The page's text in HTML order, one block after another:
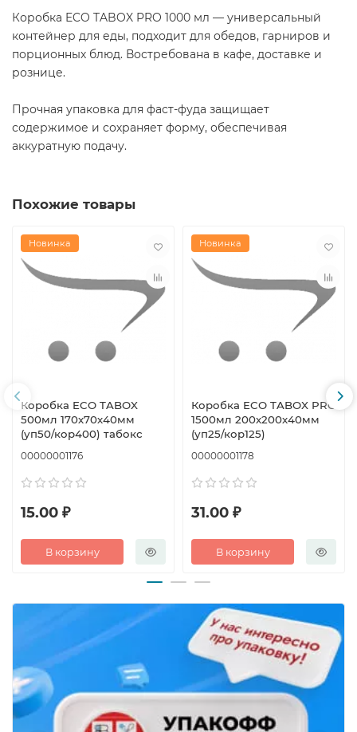
Коробка ECO TABOX PRO 1000 мл — универсальный
контейнер для еды, подходит для обедов, гарниров и
порционных блюд. Востребована в кафе, доставке и
рознице.
Прочная упаковка для фаст-фуда защищает
содержимое и сохраняет форму, обеспечивая
аккуратную подачу.
Похожие товары
Новинка
Коробка ECO TABOX
500мл 170х70х40мм
(уп50/кор400) табокс
00000001176
15.00 ₽
В корзину
Новинка
Коробка ECO TABOX PRO
1500мл 200х200х40мм
(уп25/кор125)
00000001178
31.00 ₽
В корзину